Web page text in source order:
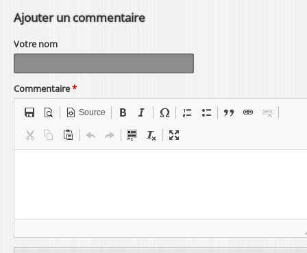
Ajouter un commentaire
Votre nom
Commentaire*
Source